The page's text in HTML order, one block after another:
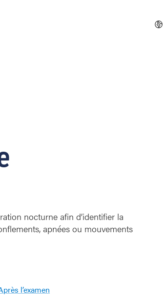
nocturne afin d’identifier la
apnées ou mouvements
l’examen